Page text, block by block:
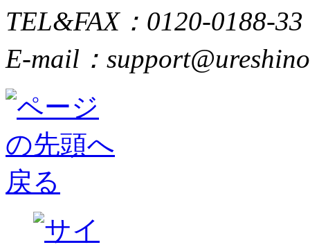
TEL&FAX：0120-0188-33
E-mail：